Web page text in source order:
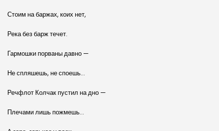
Стоим на баржах, коих нет,
Река без барж течет.
Гармошки порваны давно —
Не спляшешь, не споешь…
Речфлот Колчак пустил на дно —
Плечами лишь пожмешь…